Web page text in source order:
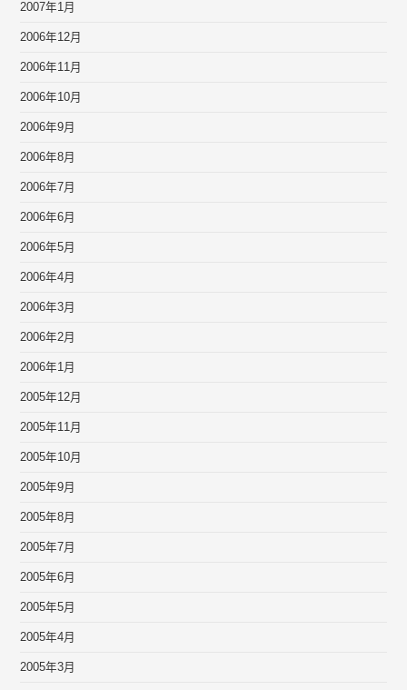
2007年1月
2006年12月
2006年11月
2006年10月
2006年9月
2006年8月
2006年7月
2006年6月
2006年5月
2006年4月
2006年3月
2006年2月
2006年1月
2005年12月
2005年11月
2005年10月
2005年9月
2005年8月
2005年7月
2005年6月
2005年5月
2005年4月
2005年3月